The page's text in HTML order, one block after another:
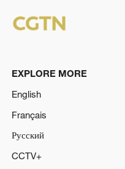
EXPLORE MORE
English
Français
Русский
CCTV+